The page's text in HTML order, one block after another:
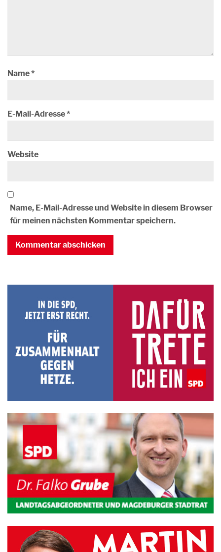
Name*
E-Mail-Adresse*
Website
Name, E-Mail-Adresse und Website in diesem Browser
für meinen nächsten Kommentar speichern.